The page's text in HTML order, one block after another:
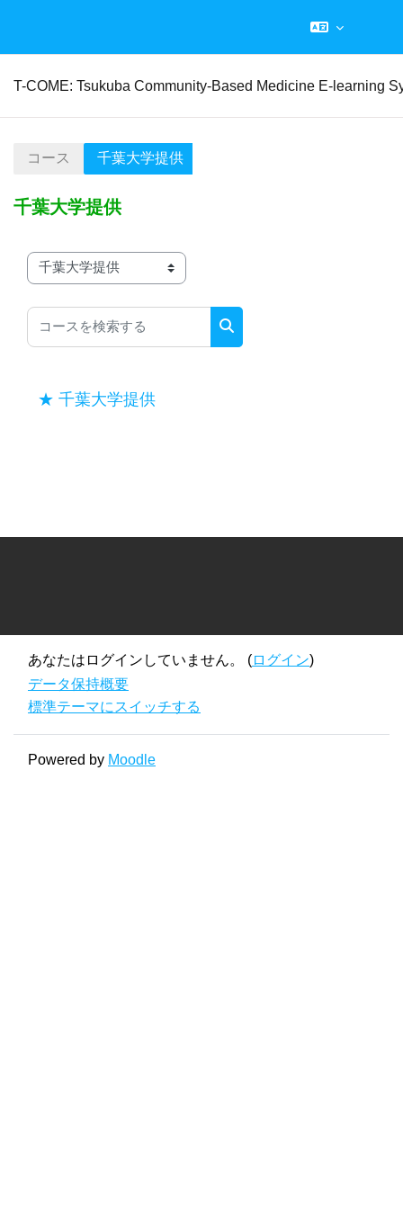
T-COME: Tsukuba Community-Based Medicine E-learning
コース 千葉大学提供
千葉大学提供
コースカテゴリ
コースを検索する
コースを検索する
★ 千葉大学提供
あなたはログインしていません。 (ログイン)
データ保持概要
標準テーマにスイッチする
Powered by Moodle